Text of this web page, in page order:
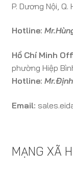
P. Dương Nội, Q.
Hotline:
Hồ Chí Minh
phường Hiệp
Hotline: Mr.Định
Email:
MẠNG XÃ